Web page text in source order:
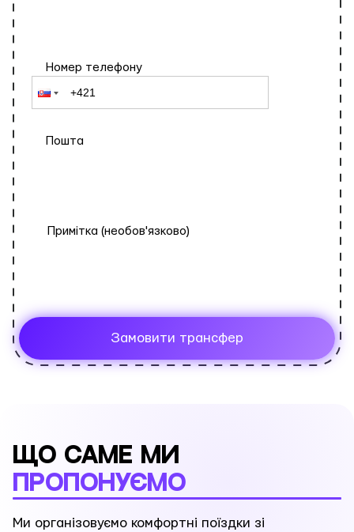
Номер телефону
Пошта
Замовити трансфер
ЩО САМЕ МИ
ПРОПОНУЄМО
Ми організовуємо комфортні поїздки зі